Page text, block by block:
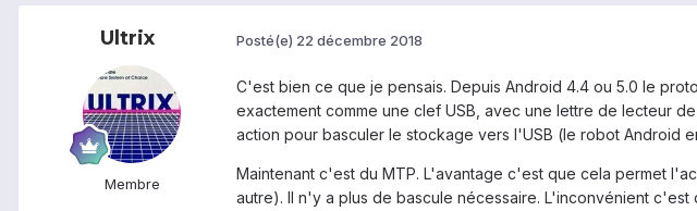
Ultrix
Membre
Posté(e) 22 décembre 2018
C'est bien ce que je pensais. Depuis Android 4.4 ou 5.0 le
exactement comme une clef USB, avec une lettre de lecteur
action pour basculer le stockage vers l'USB (le robot Android
Maintenant c'est du MTP. L'avantage c'est que cela permet
autre). Il n'y a plus de bascule nécessaire. L'inconvénient